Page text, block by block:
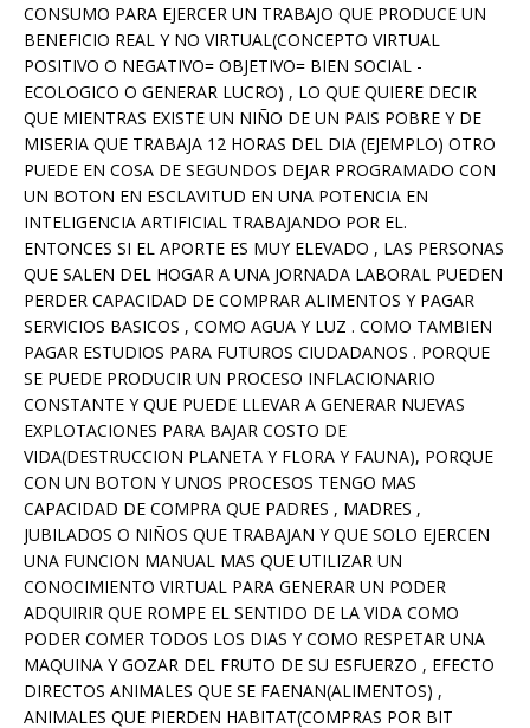
CONSUMO PARA EJERCER UN TRABAJO QUE PRODUCE UN
BENEFICIO REAL Y NO VIRTUAL(CONCEPTO VIRTUAL
POSITIVO O NEGATIVO= OBJETIVO= BIEN SOCIAL -
ECOLOGICO O GENERAR LUCRO) , LO QUE QUIERE DECIR
QUE MIENTRAS EXISTE UN NIÑO DE UN PAIS POBRE Y DE
MISERIA QUE TRABAJA 12 HORAS DEL DIA (EJEMPLO) OTRO
PUEDE EN COSA DE SEGUNDOS DEJAR PROGRAMADO CON
UN BOTON EN ESCLAVITUD EN UNA POTENCIA EN
INTELIGENCIA ARTIFICIAL TRABAJANDO POR EL.
ENTONCES SI EL APORTE ES MUY ELEVADO , LAS PERSONAS
QUE SALEN DEL HOGAR A UNA JORNADA LABORAL PUEDEN
PERDER CAPACIDAD DE COMPRAR ALIMENTOS Y PAGAR
SERVICIOS BASICOS , COMO AGUA Y LUZ . COMO TAMBIEN
PAGAR ESTUDIOS PARA FUTUROS CIUDADANOS . PORQUE
SE PUEDE PRODUCIR UN PROCESO INFLACIONARIO
CONSTANTE Y QUE PUEDE LLEVAR A GENERAR NUEVAS
EXPLOTACIONES PARA BAJAR COSTO DE
VIDA(DESTRUCCION PLANETA Y FLORA Y FAUNA), PORQUE
CON UN BOTON Y UNOS PROCESOS TENGO MAS
CAPACIDAD DE COMPRA QUE PADRES , MADRES ,
JUBILADOS O NIÑOS QUE TRABAJAN Y QUE SOLO EJERCEN
UNA FUNCION MANUAL MAS QUE UTILIZAR UN
CONOCIMIENTO VIRTUAL PARA GENERAR UN PODER
ADQUIRIR QUE ROMPE EL SENTIDO DE LA VIDA COMO
PODER COMER TODOS LOS DIAS Y COMO RESPETAR UNA
MAQUINA Y GOZAR DEL FRUTO DE SU ESFUERZO , EFECTO
DIRECTOS ANIMALES QUE SE FAENAN(ALIMENTOS) ,
ANIMALES QUE PIERDEN HABITAT(COMPRAS POR BIT